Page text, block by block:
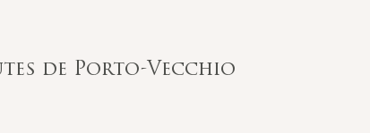
de Porto-Vecchio